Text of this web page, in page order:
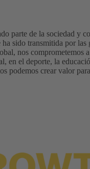
parte de la sociedad y
sido transmitida por las
nos comprometemos
en el deporte, la
podemos crear valor